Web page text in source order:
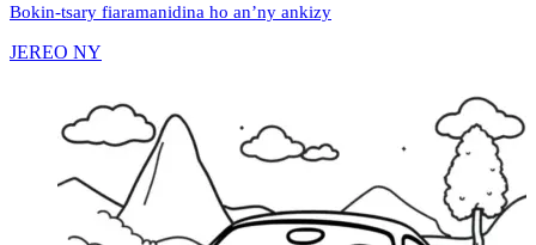
Bokin-tsary fiaramanidina ho an’ny ankizy
JEREO NY